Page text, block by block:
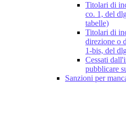
Titolari di
co. 1, del
tabelle)
Titolari di
direzione o
1-bis, del
Cessati
pubblicare
Sanzioni per